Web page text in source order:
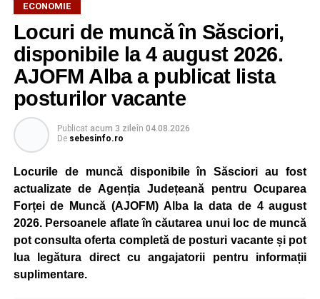
Potrivit unui comunicat al companiei, măsura va fi aplicată
gradual, în funcție de necesitățile sistemului energetic.
Reprezentanții Kronospan precizează că evoluția situației
este monitorizată permanent, iar activitatea va reveni la
capacitate normală imediat ce condițiile vor permite.
Compania dă asigurări că oprirea temporară a unor linii
de producție nu va afecta livrările către clienți.
Kronospan se numără printre cei mai mari consumatori de
energie electrică din România. O parte din necesarul
energetic este acoperită prin producția proprie de energie,
realizată cu ajutorul panourilor fotovoltaice și al unităților
de cogenerare.
Reprezentanții companiei afirmă că vor continua
colaborarea cu autoritățile și operatorii din domeniul
energetic pentru a contribui la depășirea perioadei dificile
ECONOMIE
Locuri de muncă în Săsciori,
disponibile la 4 august 2026.
AJOFM Alba a publicat lista
posturilor vacante
Publicat acum 3 zileîn 04.08.2026
De sebesinfo.ro
Locurile de muncă disponibile în Săsciori au fost
actualizate de Agenția Județeană pentru Ocuparea
Forței de Muncă (AJOFM) Alba la data de 4 august
2026. Persoanele aflate în căutarea unui loc de muncă
pot consulta oferta completă de posturi vacante și pot
lua legătura direct cu angajatorii pentru informații
suplimentare.